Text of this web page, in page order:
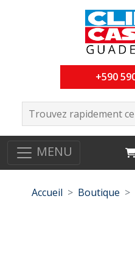
+590
MENU
Accueil Boutique